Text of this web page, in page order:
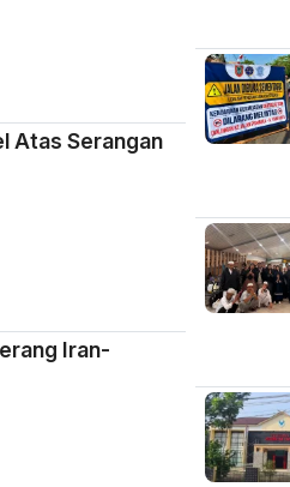
Atas Serangan
Iran-